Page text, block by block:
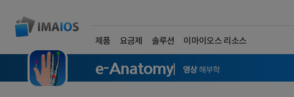
제품 요금제 솔루션 이마이오스 리소스
e-Anatomy 영상해부학